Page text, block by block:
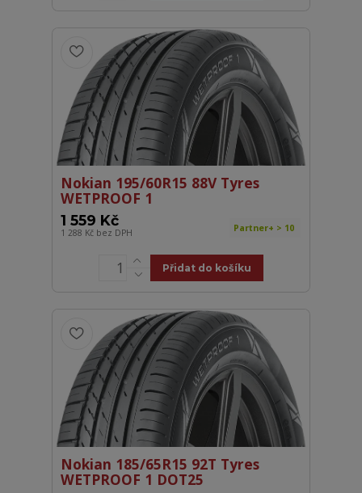
Nokian 195/60R15 88V Tyres
WETPROOF 1
1 559 Kč
1 288 Kč bez DPH Partner+ > 10
Přidat do košíku
Nokian 185/65R15 92T Tyres
WETPROOF 1 DOT25